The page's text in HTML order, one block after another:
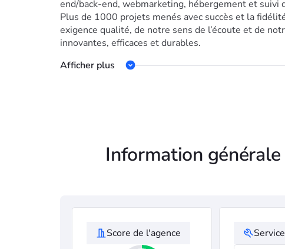
end/back-end, webmarketing, hébergement et suivi
Plus de 1000 projets menés avec succès et la
exigence qualité, de notre sens de l’écoute et de
innovantes, efficaces et durables.
Afficher plus
Information
Score de l'agence